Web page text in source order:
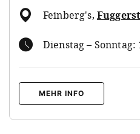
Feinberg's,
Dienstag – Sonntag:
MEHR INFO